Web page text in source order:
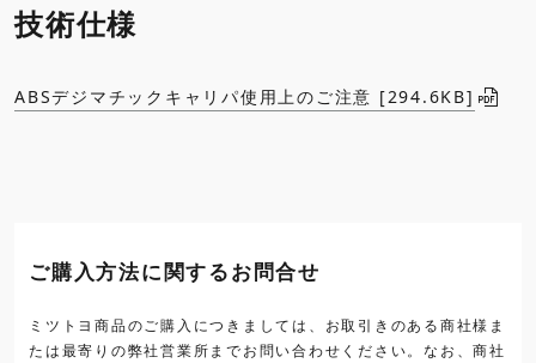
技術仕様
ABSデジマチックキャリパ使用上のご注意 [294.6KB]
ご購入方法に関するお問合せ
ミツトヨ商品のご購入につきましては、お取引きのある商社様ま
たは最寄りの弊社営業所までお問い合わせください。なお、商社